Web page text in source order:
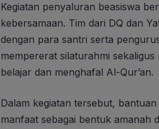
Kegiatan penyaluran beasiswa
kebersamaan. Tim dari DQ dan
dengan para santri serta
mempererat silaturahmi
belajar dan menghafal Al-Qur’an.
Dalam kegiatan tersebut,
manfaat sebagai bentuk amanah